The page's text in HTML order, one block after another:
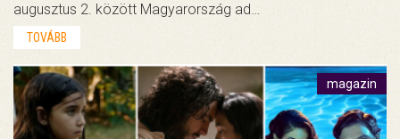
augusztus 2. között Magyarország ad…
TOVÁBB
magazin